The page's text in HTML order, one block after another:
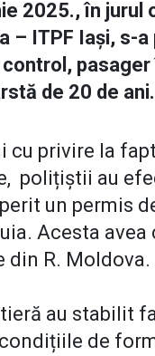
2025., în
– ITPF Iași, s-
de 20 de ani.
cu privire la
polițiștii au
un permis
Acesta
R. Moldova.
au stabilit
de